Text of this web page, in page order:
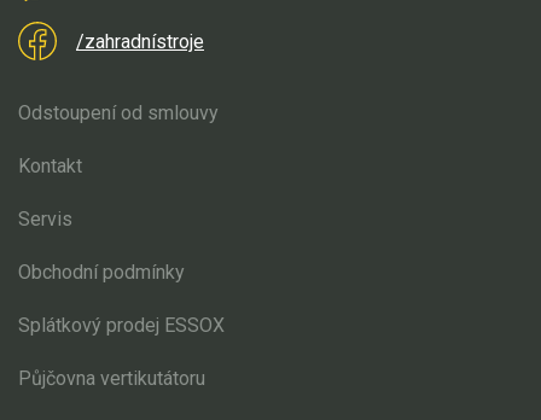
/zahradnístroje
Odstoupení od smlouvy
Kontakt
Servis
Obchodní podmínky
Splátkový prodej ESSOX
Půjčovna vertikutátoru